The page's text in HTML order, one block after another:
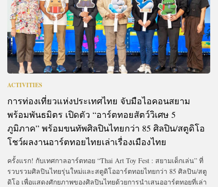
ACTIVITIES
การท่องเที่ยวแห่งประเทศไทย จับมือไอคอนสยาม
พร้อมพันธมิตร เปิดตัว “อาร์ตทอยสัตว์วิเศษ 5
ภูมิภาค” พร้อมขนทัพศิลปินไทยกว่า 85 ศิลปิน/สตูดิโอ
โชว์ผลงานอาร์ตทอยไทยเล่าเรื่องเมืองไทย
ครั้งแรก! กับเทศกาลอาร์ตทอย “Thai Art Toy Fest : สยามเด็กเล่น” ที่
รวบรวมศิลปินไทยรุ่นใหม่และสตูดิโออาร์ตทอยไทยกว่า 85 ศิลปิน/สตู
ดิโอ เพื่อแสดงศักยภาพของศิลปินไทยด้วยการนำเสนออาร์ตทอยที่เล่า